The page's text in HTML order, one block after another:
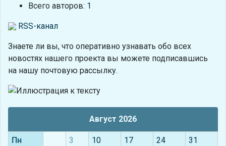
Всего авторов: 1
RSS-канал
Знаете ли вы, что оперативно узнавать обо всех
новостях нашего проекта вы можете подписавшись
на нашу почтовую рассылку.
Август 2026
Пн 3 10 17 24
31